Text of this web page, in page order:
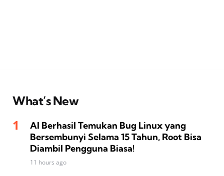
What’s New
AI Berhasil Temukan Bug Linux yang
Bersembunyi Selama 15 Tahun, Root Bisa
Diambil Pengguna Biasa!
11 hours ago